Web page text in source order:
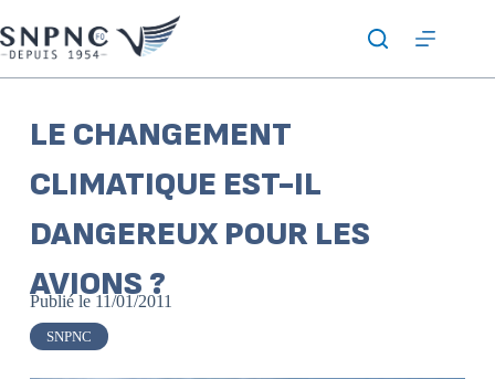
LE CHANGEMENT
CLIMATIQUE EST-IL
DANGEREUX POUR LES
AVIONS ?
Publié le 11/01/2011
SNPNC